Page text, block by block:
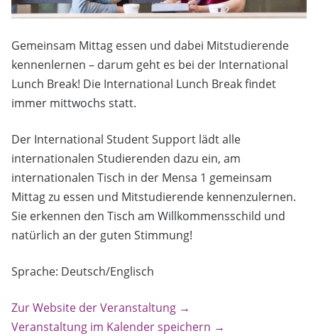
Gemeinsam Mittag essen und dabei Mitstudierende
kennenlernen – darum geht es bei der International
Lunch Break! Die International Lunch Break findet
immer mittwochs statt.
Der International Student Support lädt alle
internationalen Studierenden dazu ein, am
internationalen Tisch in der Mensa 1 gemeinsam
Mittag zu essen und Mitstudierende kennenzulernen.
Sie erkennen den Tisch am Willkommensschild und
natürlich an der guten Stimmung!
Sprache: Deutsch/Englisch
Zur Website der Veranstaltung →
Veranstaltung im Kalender speichern →